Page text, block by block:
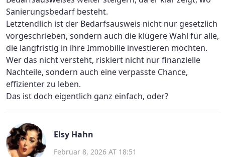
Sanierungsbedarf besteht.
Letztendlich ist der Bedarfsausweis nicht nur gesetzlich
vorgeschrieben, sondern auch die klügere Wahl für alle,
die langfristig in ihre Immobilie investieren möchten.
Wer das nicht versteht, riskiert nicht nur finanzielle
Nachteile, sondern auch eine verpasste Chance,
effizienter zu leben.
Das ist doch eigentlich ganz einfach, oder?
Elsy Hahn
Februar 8, 2026 AT 18:51